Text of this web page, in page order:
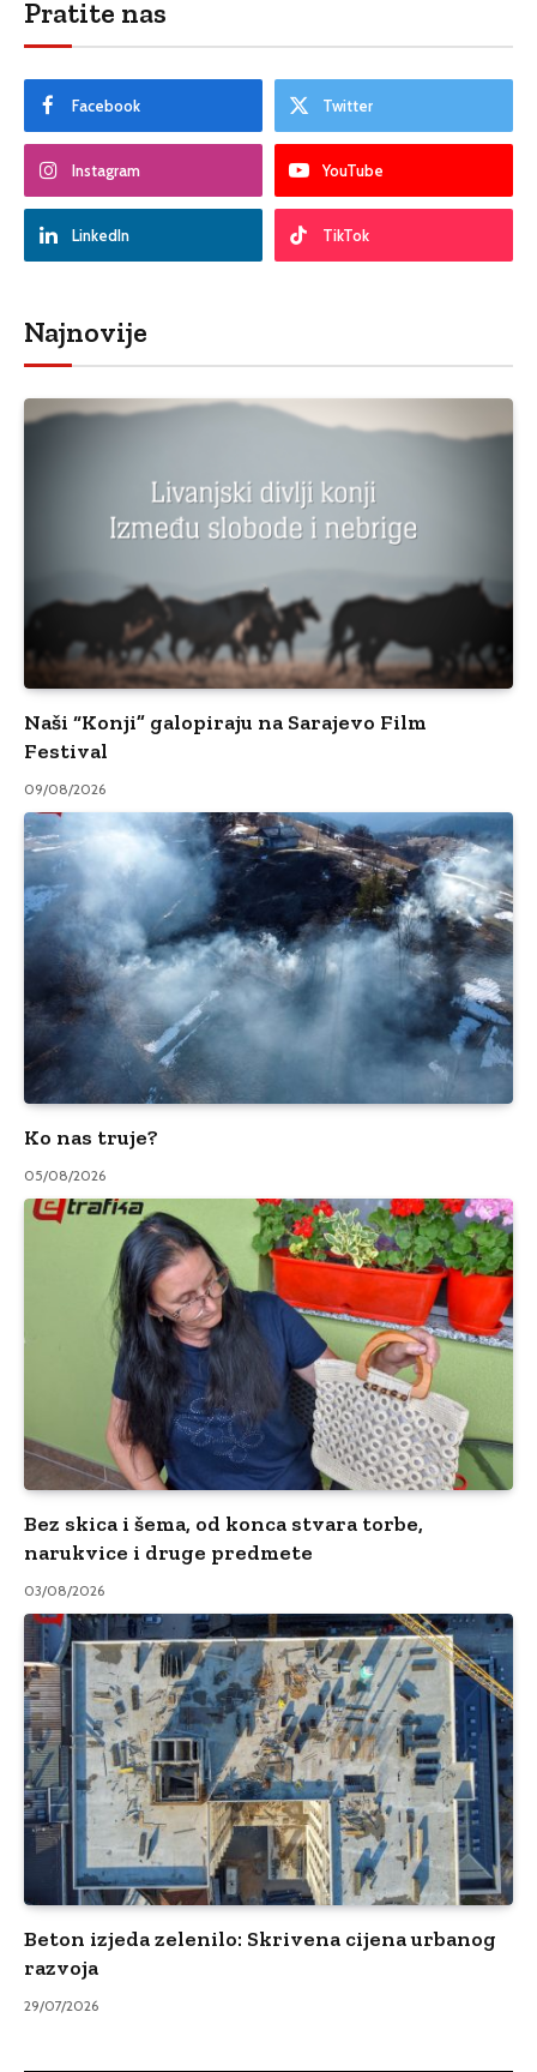
Pratite nas
Facebook Twitter
Instagram YouTube
LinkedIn TikTok
Najnovije
Naši “Konji” galopiraju na Sarajevo Film
Festival
09/08/2026
Ko nas truje?
05/08/2026
Bez skica i šema, od konca stvara torbe,
narukvice i druge predmete
03/08/2026
Beton izjeda zelenilo: Skrivena cijena urbanog
razvoja
29/07/2026